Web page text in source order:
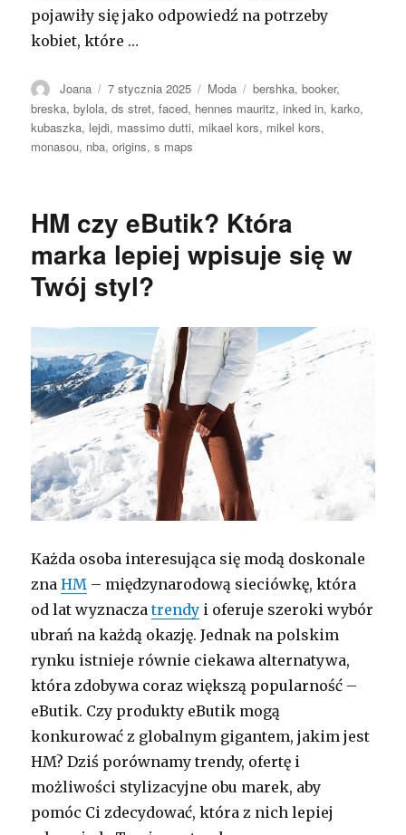
pojawiły się jako odpowiedź na potrzeby
kobiet, które …
Autor
Joana Opublikowano
7 stycznia 2025 Kategorie
Moda Tagi
bershka,booker,
breska,bylola,ds stret,faced, hennes mauritz,inked in,karko,
kubaszka, lejdi, massimo dutti, mikael kors, mikel kors,
monasou, nba,origins,s maps
HM czy eButik? Która
marka lepiej wpisuje się w
Twój styl?
Każda osoba interesująca się modą doskonale
znaHM – międzynarodową sieciówkę, która
od lat wyznaczatrendy i oferuje szeroki wybór
ubrań na każdą okazję. Jednak na polskim
rynku istnieje równie ciekawa alternatywa,
która zdobywa coraz większą popularność –
eButik. Czy produkty eButik mogą
konkurować z globalnym gigantem, jakim jest
HM? Dziś porównamy trendy, ofertę i
możliwości stylizacyjne obu marek, aby
pomóc Ci zdecydować, która z nich lepiej